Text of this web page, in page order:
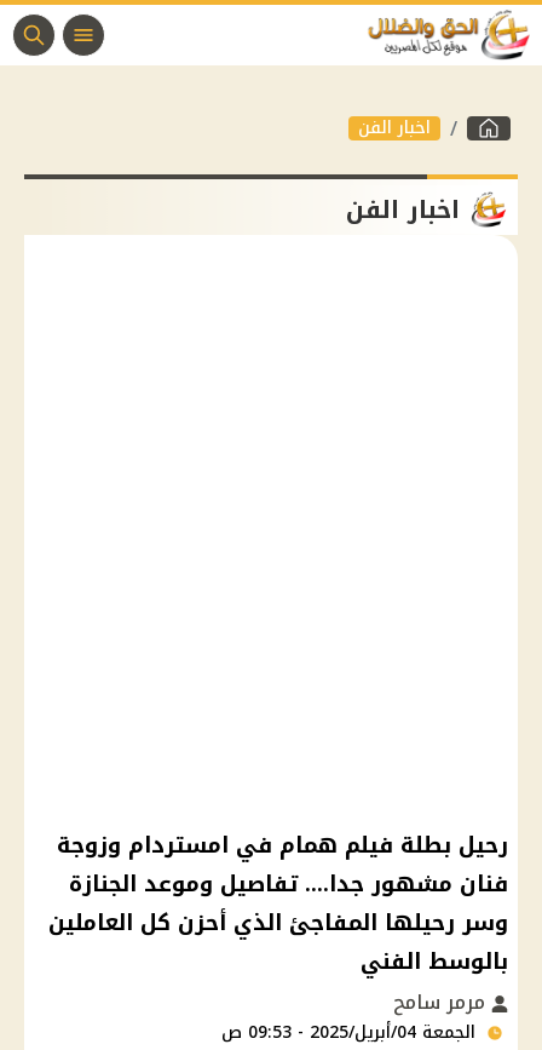
اخبار الفن
اخبار الفن
رحيل بطلة فيلم همام في امستردام وزوجة
فنان مشهور جدا.... تفاصيل وموعد الجنازة
وسر رحيلها المفاجئ الذي أحزن كل العاملين
بالوسط الفني
مرمر سامح
الجمعة 04/أبريل/2025 - 09:53 ص